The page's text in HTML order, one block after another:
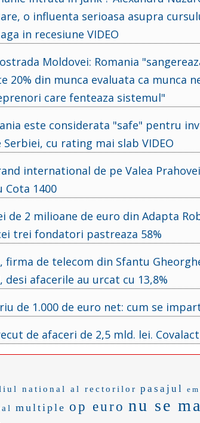
o influenta serioasa asupra
in recesiune VIDEO
Moldovei: Romania
20% din munca evaluata ca munca
care fenteaza sistemul"
este considerata "safe" pentru
cu rating mai slab VIDEO
international de pe Valea
Cota 1400
de 2 milioane de euro din Adapta
trei fondatori pastreaza 58%
de telecom din Sfantu
desi afacerile au urcat cu 13,8%
de 1.000 de euro net: cum se
de afaceri de 2,5 mld. lei.
national al rectorilor pasajul
multiple op euro nu se